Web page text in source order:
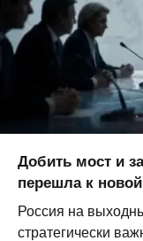
Добить мост и
перешла к новой
Россия на
стратегически